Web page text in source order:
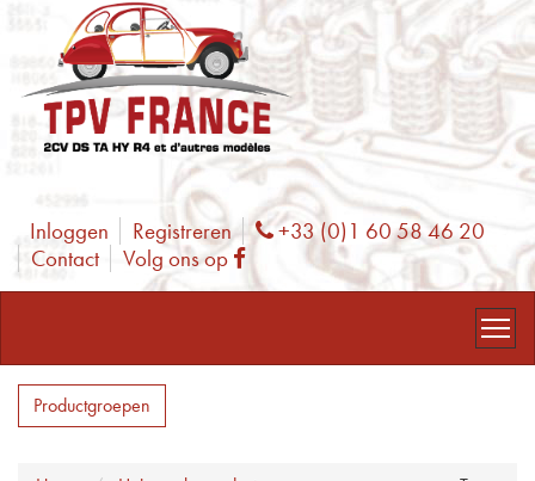
Inloggen Registreren Phone
+33 (0)1 60 58 46 20
Contact
Volg ons op Facebook
Productgroepen